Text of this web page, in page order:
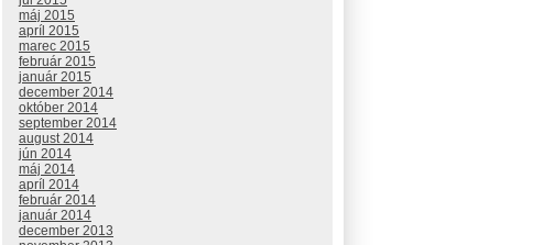
máj 2015
apríl 2015
marec 2015
február 2015
január 2015
december 2014
október 2014
september 2014
august 2014
jún 2014
máj 2014
apríl 2014
február 2014
január 2014
december 2013